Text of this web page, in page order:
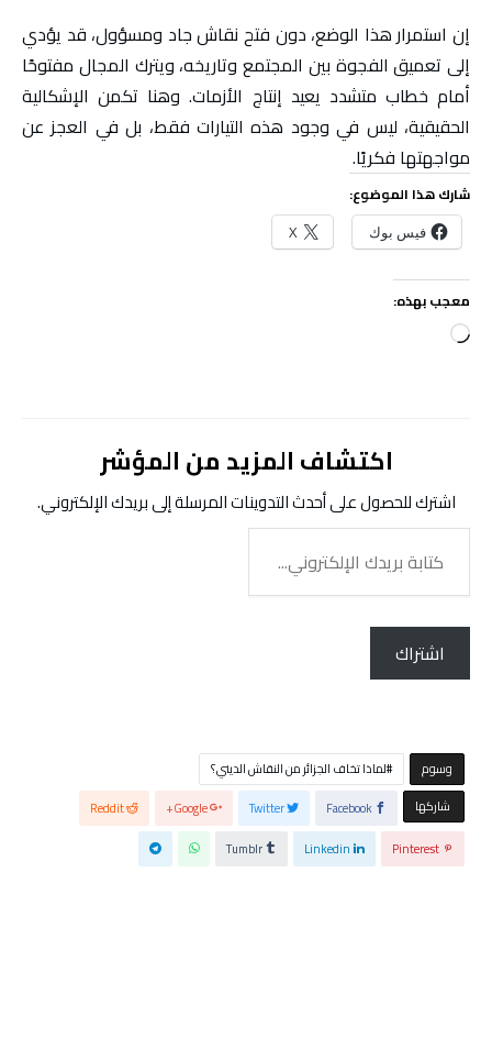
إن استمرار هذا الوضع، دون فتح نقاش جاد ومسؤول، قد يؤدي
إلى تعميق الفجوة بين المجتمع وتاريخه، ويترك المجال مفتوحًا
أمام خطاب متشدد يعيد إنتاج الأزمات. وهنا تكمن الإشكالية
الحقيقية، ليس في وجود هذه التيارات فقط، بل في العجز عن
مواجهتها فكريًا.
شارك هذا الموضوع:
فيس بوك X
معجب بهذه:
جاري
اكتشاف المزيد من المؤشر
اشترك للحصول على أحدث التدوينات المرسلة إلى بريدك الإلكتروني.
بريدك
الإلكتروني...
اشتراك
‫‫‫‫وسوم‬
لماذا تخاف الجزائر من النقاش الديني؟
‫‫ شاركها‬
Facebook
Twitter
Google+
Reddit
Pinterest
Linkedin
Tumblr